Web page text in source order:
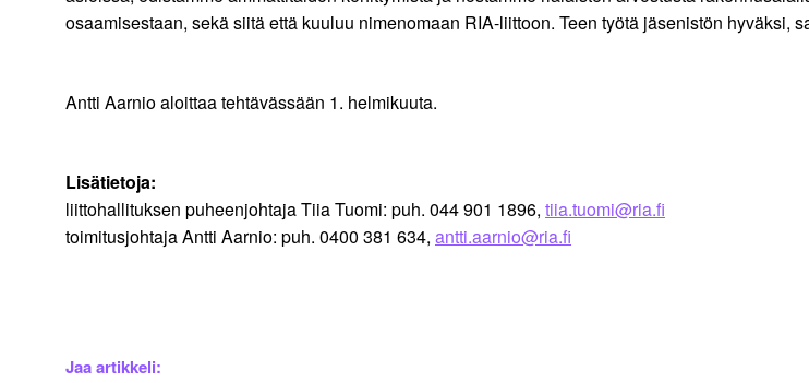
osaamisestaan, sekä siitä että kuuluu nimenomaan RIA-liittoon. Teen työtä jäsenistön hyväksi,
Antti Aarnio aloittaa tehtävässään 1. helmikuuta.
Lisätietoja:
liittohallituksen puheenjohtaja Tiia Tuomi: puh. 044 901 1896, tiia.tuomi@ria.fi
toimitusjohtaja Antti Aarnio: puh. 0400 381 634, antti.aarnio@ria.fi
Jaa artikkeli: